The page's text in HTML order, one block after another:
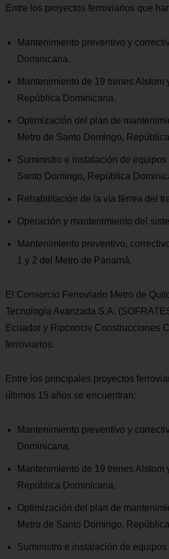
Entre los proyectos ferroviarios que
Mantenimiento preventivo y
Dominicana.
Mantenimiento de 19 trenes
República Dominicana.
Optimización del plan de
Metro de Santo Domingo,
Suministro e instalación de
Santo Domingo, República
Rehabilitación de la vía férrea del
Operación y mantenimiento del
Mantenimiento preventivo,
1 y 2 del Metro de Panamá.
El Consorcio Ferroviario Metro de
Tecnología Avanzada S.A.
Ecuador y Ripconciv Construcciones
ferroviarios.
Entre los principales proyectos
últimos 15 años se encuentran:
Mantenimiento preventivo y
Dominicana.
Mantenimiento de 19 trenes
República Dominicana.
Optimización del plan de
Metro de Santo Domingo,
Suministro e instalación de